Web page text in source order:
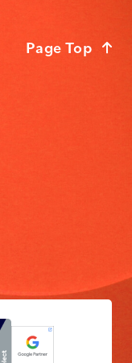
Page Top